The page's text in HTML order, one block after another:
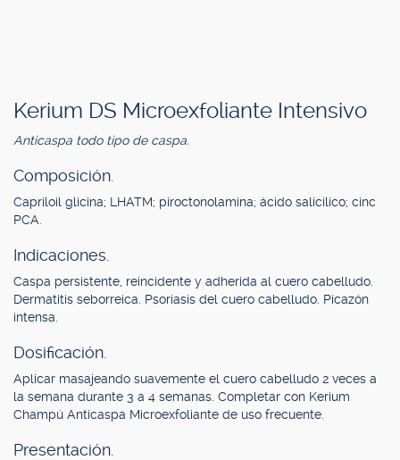
Kerium DS Microexfoliante Intensivo
Anticaspa todo tipo de caspa.
Composición.
Capriloil glicina; LHATM; piroctonolamina; ácido salicílico; cinc
PCA.
Indicaciones.
Caspa persistente, reincidente y adherida al cuero cabelludo.
Dermatitis seborreica. Psoriasis del cuero cabelludo. Picazón
intensa.
Dosificación.
Aplicar masajeando suavemente el cuero cabelludo 2 veces a
la semana durante 3 a 4 semanas. Completar con Kerium
Champú Anticaspa Microexfoliante de uso frecuente.
Presentación.